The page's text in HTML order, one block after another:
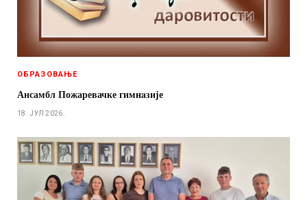
ОБРАЗОВАЊЕ
Ансамбл Пожаревачке гимнaзије
18. ЈУЛ 2026.